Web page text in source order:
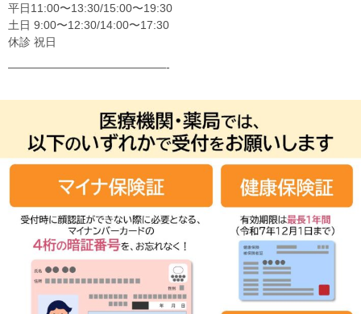
平日11:00〜13:30/15:00〜19:30
土日 9:00〜12:30/14:00〜17:30
休診 祝日
——————————————-